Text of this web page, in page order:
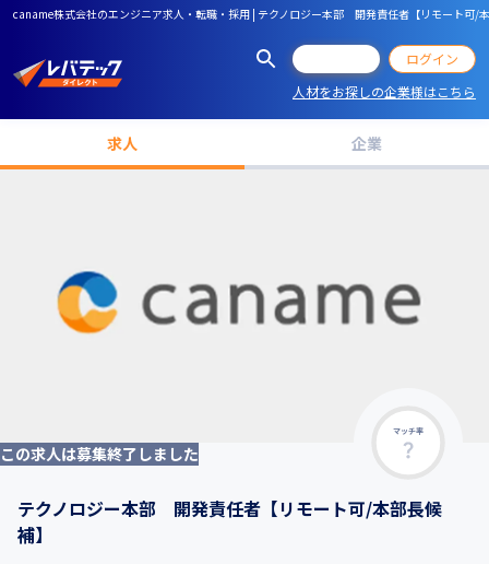
caname株式会社のエンジニア求人・転職・採用 | テクノロジー本部 開発責任者【リモート可/
ログイン
人材をお探しの企業様はこちら
求人 企業
マッチ率
この求人は募集終了しました
テクノロジー本部 開発責任者【リモート可/本部長候
補】